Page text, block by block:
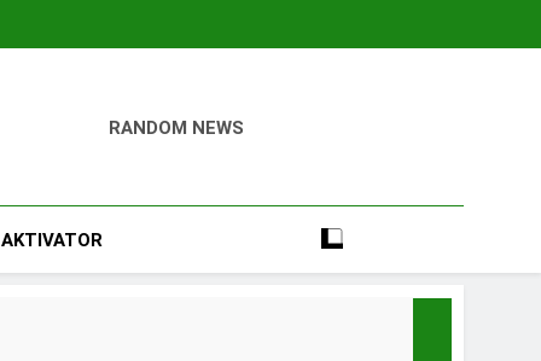
RANDOM NEWS
AKTIVATOR